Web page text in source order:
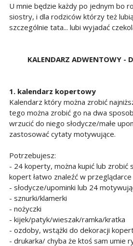
U mnie będzie każdy po jednym bo
siostry, i dla rodziców którzy też
szczególnie tata... lubi wyjadać
KALENDARZ ADWENTOWY -
1. kalendarz kopertowy
Kalendarz który można zrobić
tego można zrobić go na dwa
wrzucić do niego słodycze/małe
zastosować cytaty motywujące.
Potrzebujesz:
- 24 koperty, można kupić lub zrobić
kopert łatwo znaleźć w
- słodycze/upominki lub 24
- sznurki/klamerki
- nożyczki
- kijek/patyk/wieszak/ramka/kratka
- ozdoby, wstążki do dekoracji
- drukarka/ chyba że ktoś sam umie